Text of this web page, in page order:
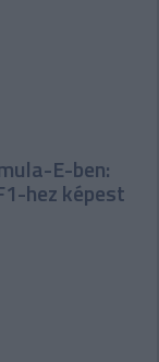
E-ben:
hez képest